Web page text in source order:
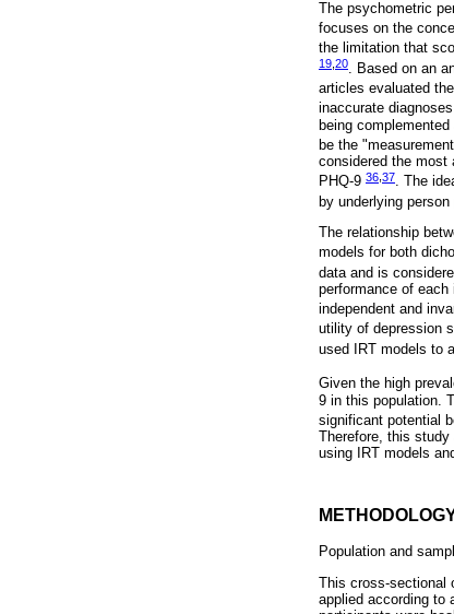
The psychometric
focuses on the
the limitation that
19 20. Based on an
articles evaluated
inaccurate
being
be the
considered the most
PHQ-9 36 37. The
by underlying
The relationship
models for both
data and is
performance of
independent and
utility of depression
used IRT models to
Given the high
9 in this population.
significant potential
Therefore, this
using IRT models
Population and
This cross-sectional
applied according to